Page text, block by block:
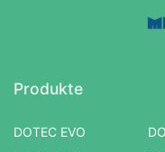
Produkte
DOTEC EVO